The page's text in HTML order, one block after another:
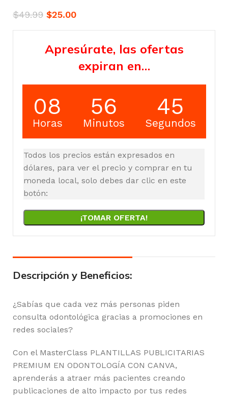
$49.99 $25.00
Apresúrate, las ofertas
expiran en…
08
Horas
56
Minutos
44
Segundos
Todos los precios están expresados en
dólares, para ver el precio y comprar en tu
moneda local, solo debes dar clic en este
botón:
¡TOMAR OFERTA!
Descripción y Beneficios:
¿Sabías que cada vez más personas piden
consulta odontológica gracias a promociones en
redes sociales?
Con el MasterClass PLANTILLAS PUBLICITARIAS
PREMIUM EN ODONTOLOGÍA CON CANVA,
aprenderás a atraer más pacientes creando
publicaciones de alto impacto por tus redes